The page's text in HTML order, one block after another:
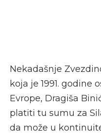
Nekadašnje
koja je 1991. godine
Evrope, Dragiša
platiti tu sumu za
da može u